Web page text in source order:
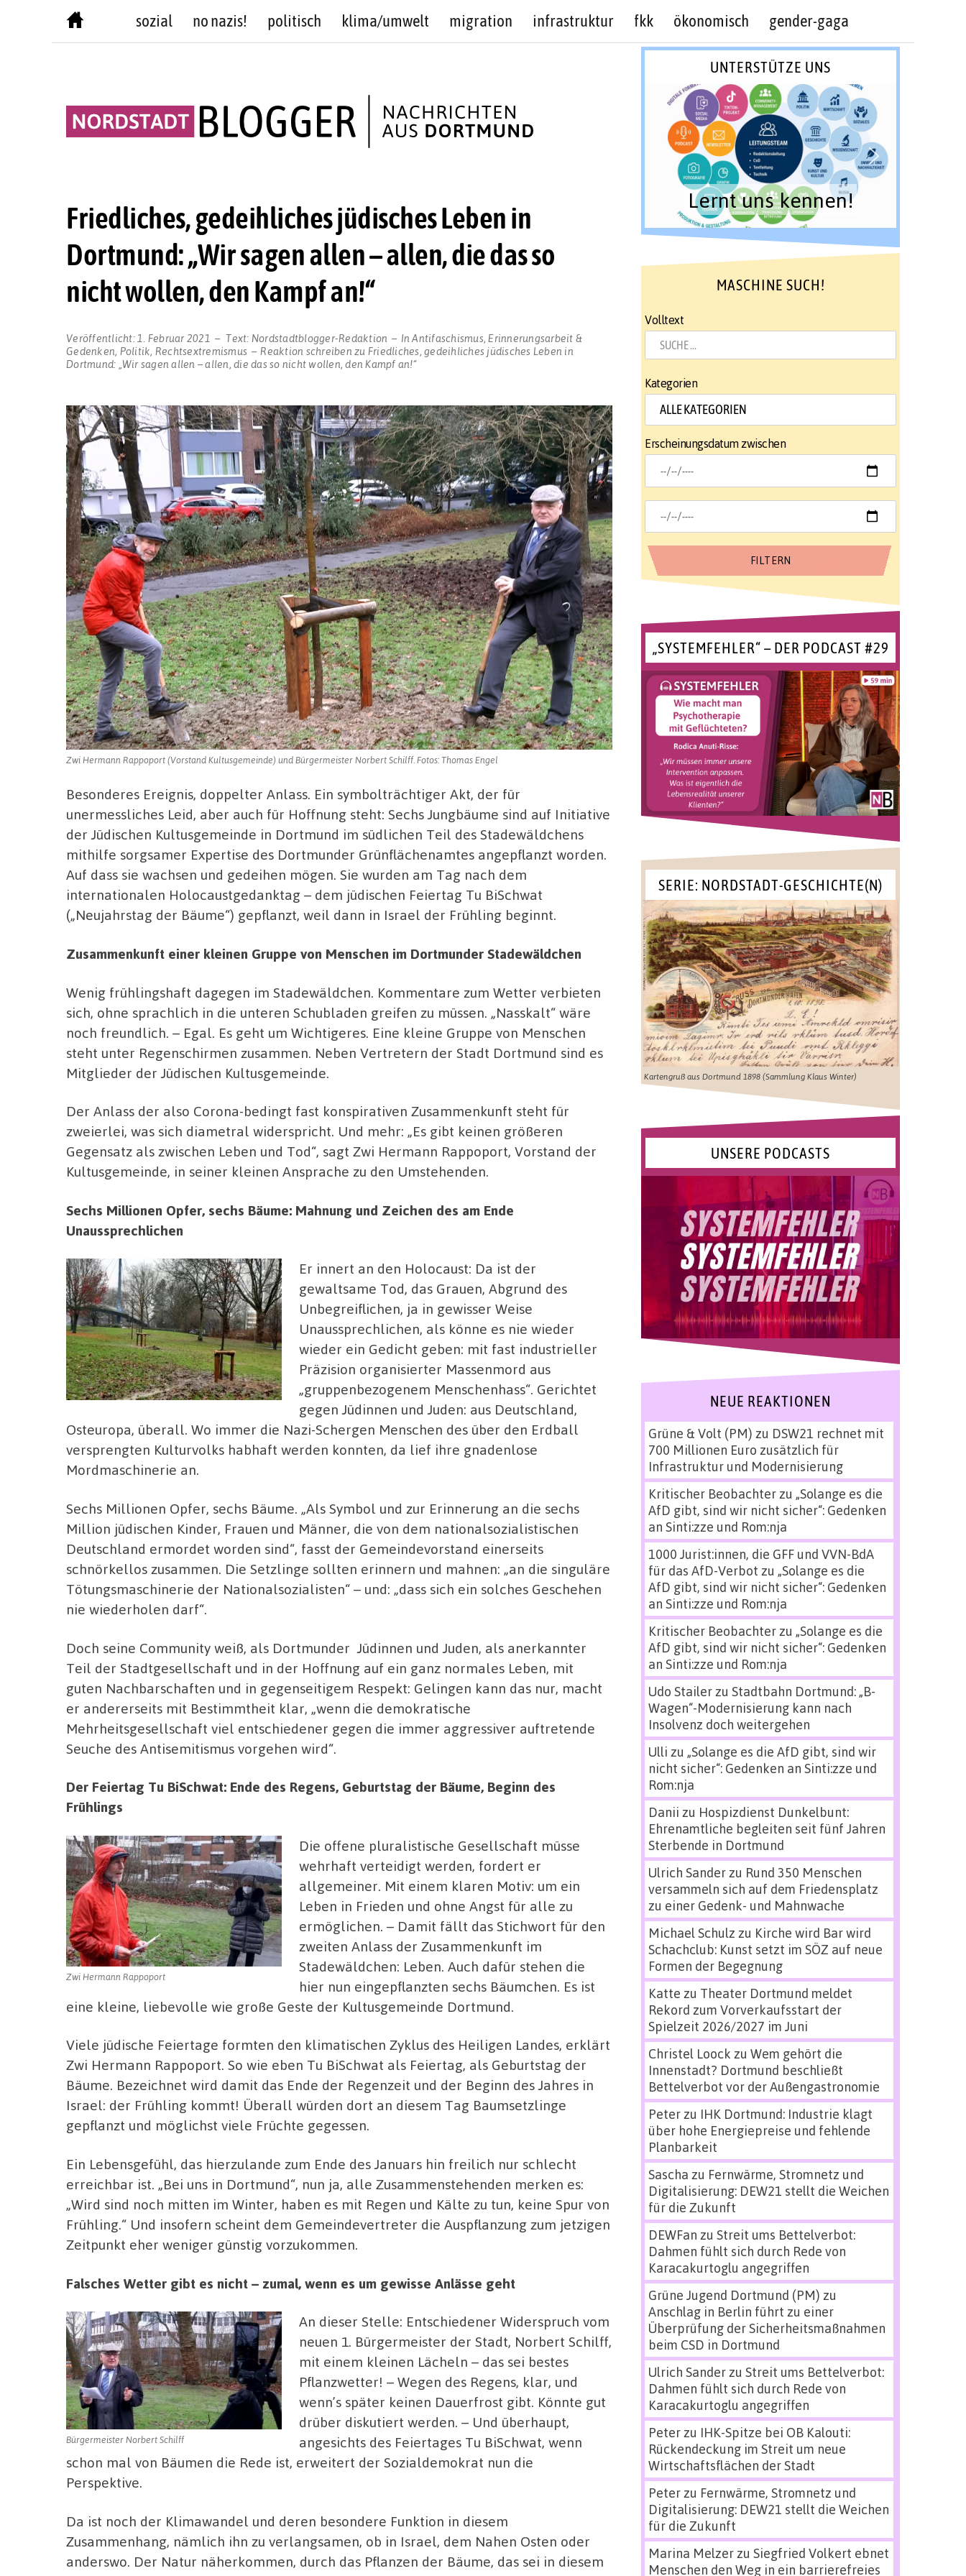
sozial no nazis! politisch klima/umwelt migration infrastruktur fkk ökonomisch gender-gaga
Friedliches, gedeihliches jüdisches Leben in
Dortmund: „Wir sagen allen – allen, die das so
nicht wollen, den Kampf an!“
Veröffentlicht: 1. Februar 2021 Text: Nordstadtblogger-Redaktion InAntifaschismus Erinnerungsarbeit &
Gedenken Politik Rechtsextremismus Reaktion schreiben zu Friedliches, gedeihliches jüdisches Leben in
Dortmund: „Wir sagen allen – allen, die das so nicht wollen, den Kampf an!“
Zwi Hermann Rappoport (Vorstand Kultusgemeinde) und Bürgermeister Norbert Schilff. Fotos: Thomas Engel
Besonderes Ereignis, doppelter Anlass. Ein symbolträchtiger Akt, der für
unermessliches Leid, aber auch für Hoffnung steht: Sechs Jungbäume sind auf Initiative
der Jüdischen Kultusgemeinde in Dortmund im südlichen Teil des Stadewäldchens
mithilfe sorgsamer Expertise des Dortmunder Grünflächenamtes angepflanzt worden.
Auf dass sie wachsen und gedeihen mögen. Sie wurden am Tag nach dem
internationalen Holocaustgedanktag – dem jüdischen Feiertag Tu BiSchwat
(„Neujahrstag der Bäume“) gepflanzt, weil dann in Israel der Frühling beginnt.
Zusammenkunft einer kleinen Gruppe von Menschen im Dortmunder Stadewäldchen
Wenig frühlingshaft dagegen im Stadewäldchen. Kommentare zum Wetter verbieten
sich, ohne sprachlich in die unteren Schubladen greifen zu müssen. „Nasskalt“ wäre
noch freundlich. – Egal. Es geht um Wichtigeres. Eine kleine Gruppe von Menschen
steht unter Regenschirmen zusammen. Neben Vertretern der Stadt Dortmund sind es
Mitglieder der Jüdischen Kultusgemeinde.
Der Anlass der also Corona-bedingt fast konspirativen Zusammenkunft steht für
zweierlei, was sich diametral widerspricht. Und mehr: „Es gibt keinen größeren
Gegensatz als zwischen Leben und Tod“, sagt Zwi Hermann Rappoport, Vorstand der
Kultusgemeinde, in seiner kleinen Ansprache zu den Umstehenden.
Sechs Millionen Opfer, sechs Bäume: Mahnung und Zeichen des am Ende
Unaussprechlichen
Er innert an den Holocaust: Da ist der
gewaltsame Tod, das Grauen, Abgrund des
Unbegreiflichen, ja in gewisser Weise
Unaussprechlichen, als könne es nie wieder
wieder ein Gedicht geben: mit fast industrieller
Präzision organisierter Massenmord aus
„gruppenbezogenem Menschenhass“. Gerichtet
gegen Jüdinnen und Juden: aus Deutschland,
Osteuropa, überall. Wo immer die Nazi-Schergen Menschen des über den Erdball
versprengten Kulturvolks habhaft werden konnten, da lief ihre gnadenlose
Mordmaschinerie an.
Sechs Millionen Opfer, sechs Bäume. „Als Symbol und zur Erinnerung an die sechs
Million jüdischen Kinder, Frauen und Männer, die von dem nationalsozialistischen
Deutschland ermordet worden sind“, fasst der Gemeindevorstand einerseits
schnörkellos zusammen. Die Setzlinge sollten erinnern und mahnen: „an die singuläre
Tötungsmaschinerie der Nationalsozialisten“ – und: „dass sich ein solches Geschehen
nie wiederholen darf“.
Doch seine Community weiß, als Dortmunder Jüdinnen und Juden, als anerkannter
Teil der Stadtgesellschaft und in der Hoffnung auf ein ganz normales Leben, mit
guten Nachbarschaften und in gegenseitigem Respekt: Gelingen kann das nur, macht
er andererseits mit Bestimmtheit klar, „wenn die demokratische
Mehrheitsgesellschaft viel entschiedener gegen die immer aggressiver auftretende
Seuche des Antisemitismus vorgehen wird“.
Der Feiertag Tu BiSchwat: Ende des Regens, Geburtstag der Bäume, Beginn des
Frühlings
Zwi Hermann Rappoport
Die offene pluralistische Gesellschaft müsse
wehrhaft verteidigt werden, fordert er
allgemeiner. Mit einem klaren Motiv: um ein
Leben in Frieden und ohne Angst für alle zu
ermöglichen. – Damit fällt das Stichwort für den
zweiten Anlass der Zusammenkunft im
Stadewäldchen: Leben. Auch dafür stehen die
hier nun eingepflanzten sechs Bäumchen. Es ist
eine kleine, liebevolle wie große Geste der Kultusgemeinde Dortmund.
Viele jüdische Feiertage formten den klimatischen Zyklus des Heiligen Landes, erklärt
Zwi Hermann Rappoport. So wie eben Tu BiSchwat als Feiertag, als Geburtstag der
Bäume. Bezeichnet wird damit das Ende der Regenzeit und der Beginn des Jahres in
Israel: der Frühling kommt! Überall würden dort an diesem Tag Baumsetzlinge
gepflanzt und möglichst viele Früchte gegessen.
Ein Lebensgefühl, das hierzulande zum Ende des Januars hin freilich nur schlecht
erreichbar ist. „Bei uns in Dortmund“, nun ja, alle Zusammenstehenden merken es:
„Wird sind noch mitten im Winter, haben es mit Regen und Kälte zu tun, keine Spur von
Frühling.“ Und insofern scheint dem Gemeindevertreter die Auspflanzung zum jetzigen
Zeitpunkt eher weniger günstig vorzukommen.
Falsches Wetter gibt es nicht – zumal, wenn es um gewisse Anlässe geht
Bürgermeister Norbert Schilff
An dieser Stelle: Entschiedener Widerspruch vom
neuen 1. Bürgermeister der Stadt, Norbert Schilff,
mit einem kleinen Lächeln – das sei bestes
Pflanzwetter! – Wegen des Regens, klar, und
wenn’s später keinen Dauerfrost gibt. Könnte gut
drüber diskutiert werden. – Und überhaupt,
angesichts des Feiertages Tu BiSchwat, wenn
schon mal von Bäumen die Rede ist, erweitert der Sozialdemokrat nun die
Perspektive.
Da ist noch der Klimawandel und deren besondere Funktion in diesem
Zusammenhang, nämlich ihn zu verlangsamen, ob in Israel, dem Nahen Osten oder
anderswo. Der Natur näherkommen, durch das Pflanzen der Bäume, das sei in diesem
UNTERSTÜTZE UNS
Lernt uns kennen!
MASCHINE SUCH!
Volltext
Kategorien
Erscheinungsdatum zwischen
„SYSTEMFEHLER“ – DER PODCAST #29
SERIE: NORDSTADT-GESCHICHTE(N)
Kartengruß aus Dortmund 1898 (Sammlung Klaus Winter)
UNSERE PODCASTS
NEUE REAKTIONEN
Grüne & Volt (PM) zu DSW21 rechnet mit
700 Millionen Euro zusätzlich für
Infrastruktur und Modernisierung
Kritischer Beobachterzu „Solange es die
AfD gibt, sind wir nicht sicher“: Gedenken
an Sinti:zze und Rom:nja
1000 Jurist:innen, die GFF und VVN-BdA
für das AfD-Verbot zu „Solange es die
AfD gibt, sind wir nicht sicher“: Gedenken
an Sinti:zze und Rom:nja
Kritischer Beobachterzu „Solange es die
AfD gibt, sind wir nicht sicher“: Gedenken
an Sinti:zze und Rom:nja
Udo Stailerzu Stadtbahn Dortmund: „B-
Wagen“-Modernisierung kann nach
Insolvenz doch weitergehen
Ulli zu „Solange es die AfD gibt, sind wir
nicht sicher“: Gedenken an Sinti:zze und
Rom:nja
Danii zu Hospizdienst Dunkelbunt:
Ehrenamtliche begleiten seit fünf Jahren
Sterbende in Dortmund
Ulrich Sanderzu Rund 350 Menschen
versammeln sich auf dem Friedensplatz
zu einer Gedenk- und Mahnwache
Michael Schulz zu Kirche wird Bar wird
Schachclub: Kunst setzt im SÖZ auf neue
Formen der Begegnung
Katte zu Theater Dortmund meldet
Rekord zum Vorverkaufsstart der
Spielzeit 2026/2027 im Juni
Christel Loock zu Wem gehört die
Innenstadt? Dortmund beschließt
Bettelverbot vor der Außengastronomie
Peterzu IHK Dortmund: Industrie klagt
über hohe Energiepreise und fehlende
Planbarkeit
Sascha zu Fernwärme, Stromnetz und
Digitalisierung: DEW21 stellt die Weichen
für die Zukunft
DEWFan zu Streit ums Bettelverbot:
Dahmen fühlt sich durch Rede von
Karacakurtoglu angegriffen
Grüne Jugend Dortmund (PM) zu
Anschlag in Berlin führt zu einer
Überprüfung der Sicherheitsmaßnahmen
beim CSD in Dortmund
Ulrich Sanderzu Streit ums Bettelverbot:
Dahmen fühlt sich durch Rede von
Karacakurtoglu angegriffen
Peterzu IHK-Spitze bei OB Kalouti:
Rückendeckung im Streit um neue
Wirtschaftsflächen der Stadt
Peterzu Fernwärme, Stromnetz und
Digitalisierung: DEW21 stellt die Weichen
für die Zukunft
Marina Melzerzu Siegfried Volkert ebnet
Menschen den Weg in ein barrierefreies